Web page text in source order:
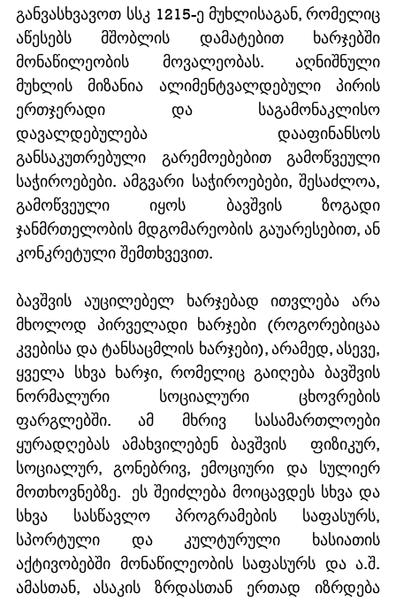
განვასხვავოთ სსკ 1215-ე მუხლისაგან, რომელიც
აწესებს მშობლის დამატებით ხარჯებში
მონაწილეობის მოვალეობას. აღნიშნული
მუხლის მიზანია ალიმენტვალდებული პირის
ერთჯერადი და საგამონაკლისო
დავალდებულება დააფინანსოს
განსაკუთრებული გარემოებებით გამოწვეული
საჭიროებები. ამგვარი საჭიროებები, შესაძლოა,
გამოწვეული იყოს ბავშვის ზოგადი
ჯანმრთელობის მდგომარეობის გაუარესებით, ან
კონკრეტული შემთხვევით.
ბავშვის აუცილებელ ხარჯებად ითვლება არა
მხოლოდ პირველადი ხარჯები (როგორებიცაა
კვებისა და ტანსაცმლის ხარჯები), არამედ, ასევე,
ყველა სხვა ხარჯი, რომელიც გაიღება ბავშვის
ნორმალური სოციალური ცხოვრების
ფარგლებში. ამ მხრივ სასამართლოები
ყურადღებას ამახვილებენ ბავშვის  ფიზიკურ,
სოციალურ, გონებრივ, ემოციური და სულიერ
მოთხოვნებზე.  ეს შეიძლება მოიცავდეს სხვა და
სხვა სასწავლო პროგრამების საფასურს,
სპორტული და კულტურული ხასიათის
აქტივობებში მონაწილეობის საფასურს და ა.შ.
ამასთან, ასაკის ზრდასთან ერთად იზრდება